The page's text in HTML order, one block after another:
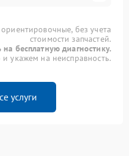
без учета
стоимости запчастей.
на бесплатную диагностику.
укажем на неисправность.
услуги